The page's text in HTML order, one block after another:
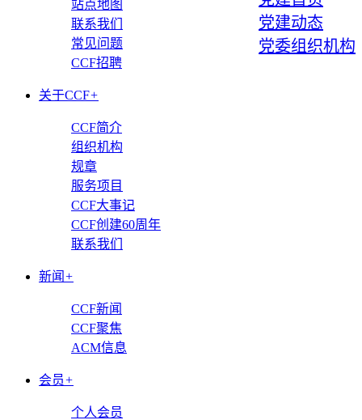
党建动态
党委组织机构
站点地图
联系我们
常见问题
CCF招聘
关于CCF+
CCF简介
组织机构
规章
服务项目
CCF大事记
CCF创建60周年
联系我们
新闻 +
CCF新闻
CCF聚焦
ACM信息
会员+
个人会员